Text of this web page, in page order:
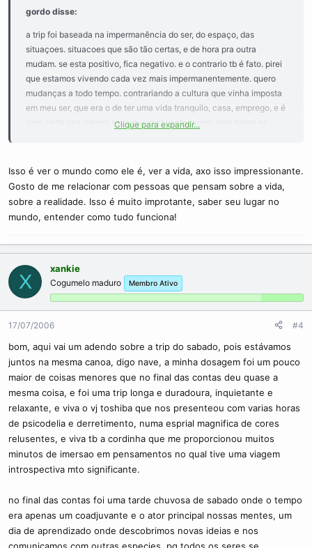
gordo disse:
a trip foi baseada na impermanência do ser, do espaço, das
situaçoes. situacoes que são tão certas, e de hora pra outra
mudam. se esta positivo, fica negativo. e o contrario tb é fato. pirei
que estamos vivendo cada vez mais impermanentemente. quero
mudanças a todo tempo. contrariando a cultura que vinha imposta
em meu ser, que era o de ter uma vida tranquilo, casa, emprego, e é
isso. cada vez menos sei o que realmente quero. pois todas as
qual a real necessidade do desenvolvimento de coisas que
teoricamente são pra sempre. a impermanencia leva a um numero
maior de experiencias. as peças se juntam para um momento
determinado e assim que não servem mais são descartadas.
ficando somente a memoria da experiencia. que ainda assim se não
então a possibilidade de sermos o que quisermos em determinado
instante. instante que nao é mensuravel em tempo. pois o instante
de vida de agora considera varios fatos vividos em seu passado
recente ou não.
Clique para expandir...
Isso é ver o mundo como ele é, ver a vida, axo isso impressionante.
Gosto de me relacionar com pessoas que pensam sobre a vida,
sobre a realidade. Isso é muito improtante, saber seu lugar no
mundo, entender como tudo funciona!
X
xankie
Cogumelo maduro Membro Ativo
17/07/2006 #4
bom, aqui vai um adendo sobre a trip do sabado, pois estávamos
juntos na mesma canoa, digo nave, a minha dosagem foi um pouco
maior de coisas menores que no final das contas deu quase a
mesma coisa, e foi uma trip longa e duradoura, inquietante e
relaxante, e viva o vj toshiba que nos presenteou com varias horas
de psicodelia e derretimento, numa esprial magnifica de cores
relusentes, e viva tb a cordinha que me proporcionou muitos
minutos de imersao em pensamentos no qual tive uma viagem
introspectiva mto significante.
no final das contas foi uma tarde chuvosa de sabado onde o tempo
era apenas um coadjuvante e o ator principal nossas mentes, um
dia de aprendizado onde descobrimos novas ideias e nos